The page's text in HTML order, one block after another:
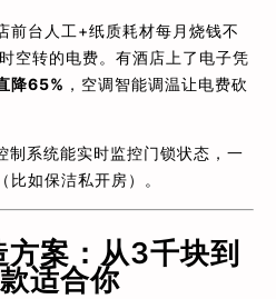
前台人工+纸质耗材每月烧钱不
空转的电费。有酒店上了电子凭
降65% ，空调智能调温让电费砍
制系统能实时监控门锁状态，一
比如保洁私开房）。
案：从3千块到
适合你